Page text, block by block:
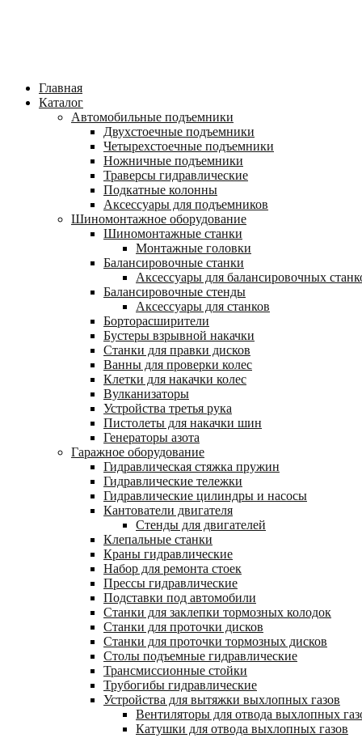
Главная
Каталог
Автомобильные подъемники
Двухстоечные подъемники
Четырехстоечные подъемники
Ножничные подъемники
Траверсы гидравлические
Подкатные колонны
Аксессуары для подъемников
Шиномонтажное оборудование
Шиномонтажные станки
Монтажные головки
Балансировочные станки
Аксессуары для балансировочных
Балансировочные стенды
Аксессуары для станков
Борторасширители
Бустеры взрывной накачки
Станки для правки дисков
Ванны для проверки колес
Клетки для накачки колес
Вулканизаторы
Устройства третья рука
Пистолеты для накачки шин
Генераторы азота
Гаражное оборудование
Гидравлическая стяжка пружин
Гидравлические тележки
Гидравлические цилиндры и насосы
Кантователи двигателя
Стенды для двигателей
Клепальные станки
Краны гидравлические
Набор для ремонта стоек
Прессы гидравлические
Подставки под автомобили
Станки для заклепки тормозных колодок
Станки для проточки дисков
Станки для проточки тормозных дисков
Столы подъемные гидравлические
Трансмиссионные стойки
Трубогибы гидравлические
Устройства для вытяжки выхлопных газов
Вентиляторы для отвода выхлопных
Катушки для отвода выхлопных газов